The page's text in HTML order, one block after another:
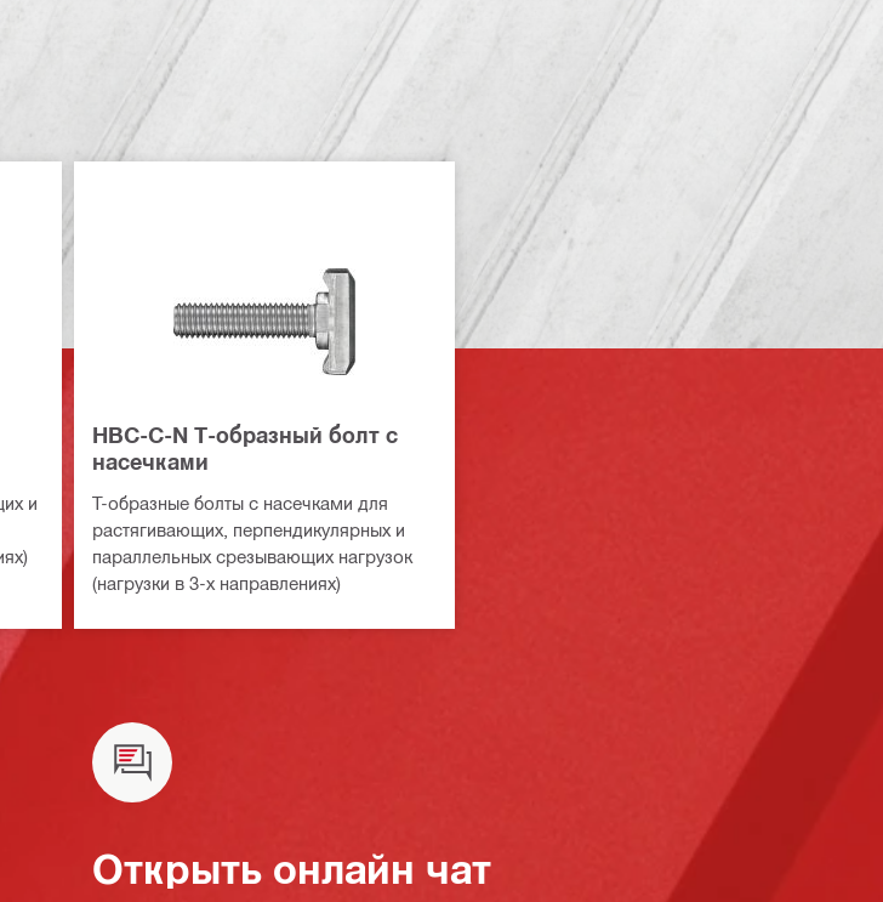
и
HBC-C-N Т-образный болт с
насечками
T-образные болты с насечками для
растягивающих, перпендикулярных и
параллельных срезывающих нагрузок
(нагрузки в 3-х направлениях)
Открыть онлайн чат